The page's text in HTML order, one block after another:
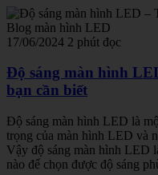
Blog màn hình LED
17/06/2024 2 phút đọc
Độ sáng màn hình
bạn cần biết
Độ sáng màn hình LED là
trọng của màn hình LED và
Vậy độ sáng màn hình LED
nào để chọn được độ sáng